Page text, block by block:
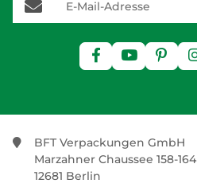
BFT Verpackungen GmbH
Marzahner Chaussee 158-164
12681 Berlin